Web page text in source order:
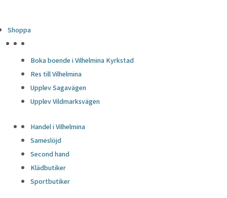
Shoppa
Boka boende i Vilhelmina Kyrkstad
Res till Vilhelmina
Upplev Sagavägen
Upplev Vildmarksvägen
Handel i Vilhelmina
Sameslöjd
Second hand
Klädbutiker
Sportbutiker